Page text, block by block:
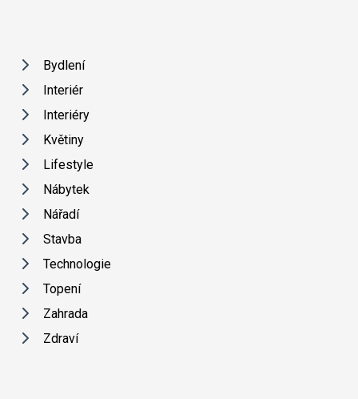
Bydlení
Interiér
Interiéry
Květiny
Lifestyle
Nábytek
Nářadí
Stavba
Technologie
Topení
Zahrada
Zdraví